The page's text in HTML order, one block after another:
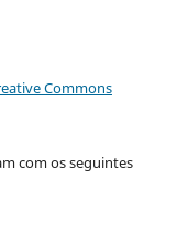
Commons
com os seguintes